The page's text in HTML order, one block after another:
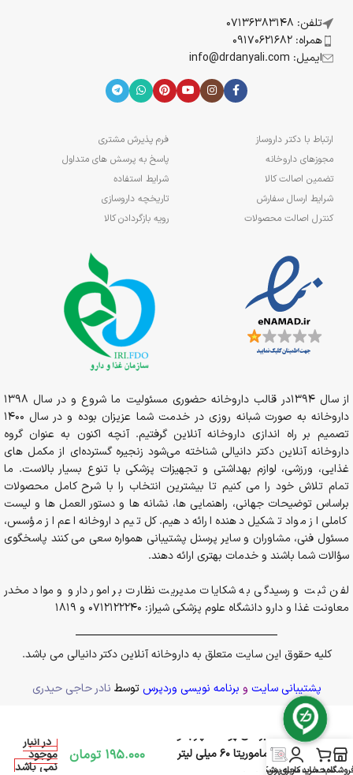
تلفن: 07136383148
همراه: 09170621682
ایمیل: info@drdanyali.com
ارتباط با دکتر داروساز
مجوزهای داروخانه
تضمین اصالت کالا
شرایط ارسال سفارش
کنترل اصالت محصولات
فرم پذیرش مشتری
پاسخ به پرسش های متداول
شرایط استفاده
تاریخچه داروسازی
رویه بازگردادن کالا
از سال 1394در قالب داروخانه حضوری مسئولیت ما شروع و در سال 1398
داروخانه به صورت شبانه روزی در خدمت شما عزیزان بوده و در سال 1400
تصمیم بر راه اندازی داروخانه آنلاین گرفتیم. آنچه اکنون به عنوان گروه
داروخانه آنلاین دکتر دانیالی شناخته می‌شود زنجیره گسترده‌ای از مکمل های
غذایی، ورزشی، لوازم بهداشتی و تجهیزات پزشکی با تنوع بسیار بالاست. ما
تمام تلاش خود را می کنیم تا بیشترین انتخاب را با شرح کامل محصولات
براساس توضیحات جهانی، راهنمایی ها، نشانه ها و دستور العمل ها و لیست
کاملی از مواد تشکیل دهنده ارائه دهیم. کل تیم داروخانه اعم از مؤسس،
مسئول فنی، مشاوران و سایر پرسنل پشتیبانی همواره سعی می کنند پاسخگوی
سؤالات شما باشند و خدمات بهتری ارائه دهند.
لفن ثبت و رسیدگی به شکایات مدیریت نظارت بر امور دارو و مواد مخدر
معاونت غذا و دارو دانشگاه علوم پزشکی شیراز: 0712122240 و 1819
کلیه حقوق این سایت متعلق به داروخانه آنلاین دکتر دانیالی می باشد.
پشتیبانی سایت و برنامه نویسی وردپرس توسط نادر حاجی حیدری
سبد خرید
حساب کاربری من
مجله پزشکی
کرم ژل آبرسان پوست چرب و
مختلط ماموریتا 60 میلی لیتر
195.000 تومان
در انبار
موجود
نمی باشد